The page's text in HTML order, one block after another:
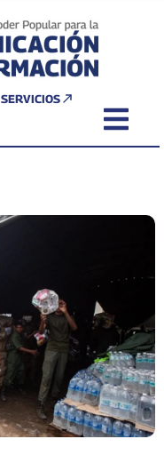
SERVICIOS